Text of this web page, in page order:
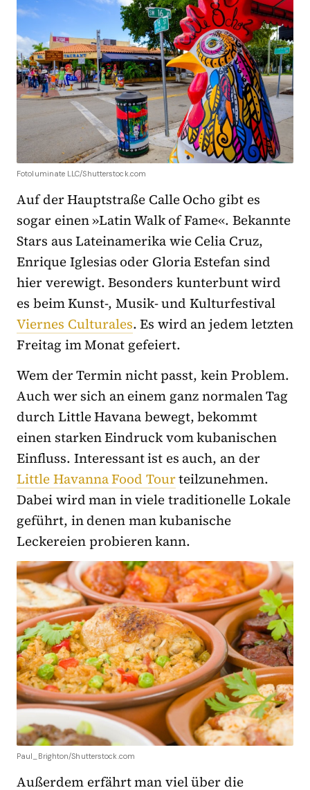
Fotoluminate LLC/Shutterstock.com
Auf der Hauptstraße Calle Ocho gibt es
sogar einen »Latin Walk of Fame«. Bekannte
Stars aus Lateinamerika wie Celia Cruz,
Enrique Iglesias oder Gloria Estefan sind
hier verewigt. Besonders kunterbunt wird
es beim Kunst-, Musik- und Kulturfestival
Viernes Culturales. Es wird an jedem letzten
Freitag im Monat gefeiert.
Wem der Termin nicht passt, kein Problem.
Auch wer sich an einem ganz normalen Tag
durch Little Havana bewegt, bekommt
einen starken Eindruck vom kubanischen
Einfluss. Interessant ist es auch, an der
Little Havanna Food Tourteilzunehmen.
Dabei wird man in viele traditionelle Lokale
geführt, in denen man kubanische
Leckereien probieren kann.
Paul_Brighton/Shutterstock.com
Außerdem erfährt man viel über die